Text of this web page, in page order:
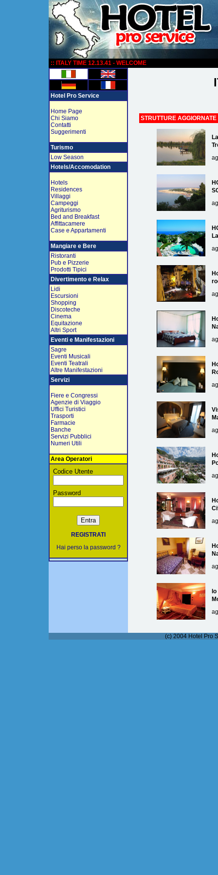
:: ITALY TIME 12.13.41 - WELCOME
Hotel Pro Service
Home Page
Chi Siamo
Contatti
Suggerimenti
Turismo
Low Season
Hotels/Accomodation
Hotels
Residences
Villaggi
Campeggi
Agriturismo
Bed and Breakfast
Affittacamere
Case e Appartamenti
Mangiare e Bere
Ristoranti
Pub e Pizzerie
Prodotti Tipici
Divertimento e Relax
Lidi
Escursioni
Shopping
Discoteche
Cinema
Equitazione
Altri Sport
Eventi e Manifestazioni
Sagre
Eventi Musicali
Eventi Teatrali
Altre Manifestazioni
Servizi
Fiere e Congressi
Agenzie di Viaggio
Uffici Turistici
Trasporti
Farmacie
Banche
Servizi Pubblici
Numeri Utili
Area Operatori
Codice Utente
Password
REGISTRATI
Hai perso la password ?
STRUTTURE
(c) 2004 Hotel Pro